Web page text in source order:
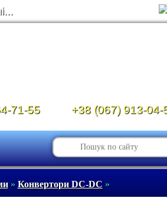
71-55 +38 (067) 913-04-
» Конвертори DC-DC»